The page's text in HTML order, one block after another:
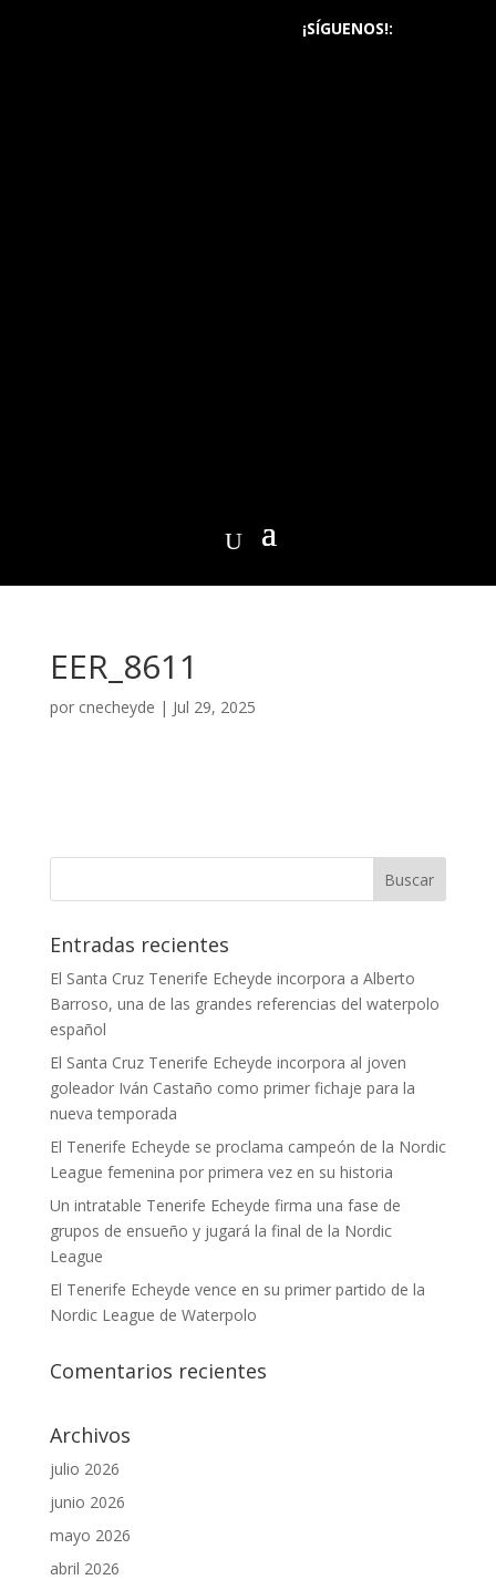
¡SÍGUENOS!:
EER_8611
por cnecheyde | Jul 29, 2025
Entradas recientes
El Santa Cruz Tenerife Echeyde incorpora a Alberto
Barroso, una de las grandes referencias del waterpolo
español
El Santa Cruz Tenerife Echeyde incorpora al joven
goleador Iván Castaño como primer fichaje para la
nueva temporada
El Tenerife Echeyde se proclama campeón de la Nordic
League femenina por primera vez en su historia
Un intratable Tenerife Echeyde firma una fase de
grupos de ensueño y jugará la final de la Nordic
League
El Tenerife Echeyde vence en su primer partido de la
Nordic League de Waterpolo
Comentarios recientes
Archivos
julio 2026
junio 2026
mayo 2026
abril 2026